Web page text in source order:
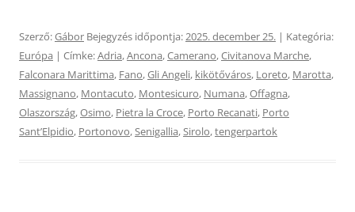
Szerző:Gábor Bejegyzés időpontja:2025. december 25. | Kategória:
Európa | Címke:Adria,Ancona,Camerano,Civitanova Marche,
Falconara Marittima, Fano,Gli Angeli, kikötőváros, Loreto, Marotta,
Massignano, Montacuto, Montesicuro, Numana,Offagna,
Olaszország,Osimo, Pietra la Croce, Porto Recanati, Porto
SantʼElpidio, Portonovo,Senigallia,Sirolo,tengerpartok